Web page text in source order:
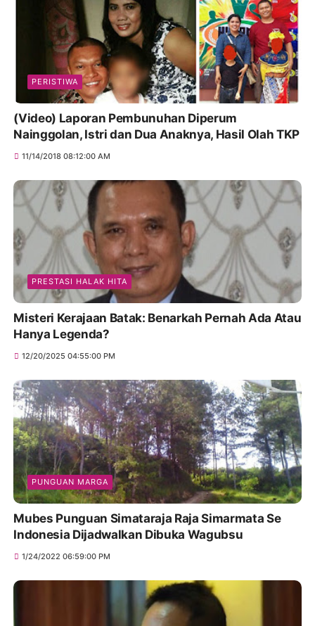
PERISTIWA
(Video) Laporan Pembunuhan Diperum
Nainggolan, Istri dan Dua Anaknya, Hasil Olah TKP
11/14/2018 08:12:00 AM
PRESTASI HALAK HITA
Misteri Kerajaan Batak: Benarkah Pernah Ada Atau
Hanya Legenda?
12/20/2025 04:55:00 PM
PUNGUAN MARGA
Mubes Punguan Simataraja Raja Simarmata Se
Indonesia Dijadwalkan Dibuka Wagubsu
1/24/2022 06:59:00 PM